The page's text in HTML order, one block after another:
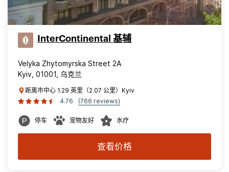
InterContinental 基辅
Velyka Zhytomyrska Street 2A
Kyiv, 01001, 乌克兰
距离市中心 1.29 英里（2.07 公里）Kyiv
4.76
(766 reviews)
停车 宠物友好 水疗
查看价格